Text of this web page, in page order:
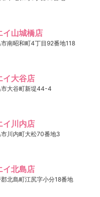
イ山城橋店
南昭和町4丁目92番地118
イ大谷店
市大谷町新堤44-4
イ川内店
川内町大松70番地3
イ北島店
北島町江尻字小分18番地